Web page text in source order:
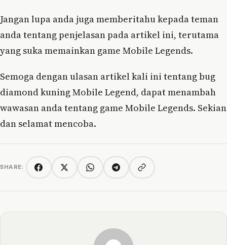
Jangan lupa anda juga memberitahu kepada teman
anda tentang penjelasan pada artikel ini, terutama
yang suka memainkan game Mobile Legends.
Semoga dengan ulasan artikel kali ini tentang bug
diamond kuning Mobile Legend, dapat menambah
wawasan anda tentang game Mobile Legends. Sekian
dan selamat mencoba.
SHARE: FacebookTwitter/XWhatsAppTelegramCopy link